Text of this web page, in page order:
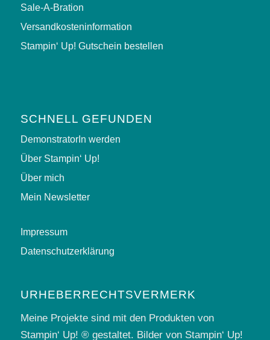
Sale-A-Bration
Versandkosteninformation
Stampin‘ Up! Gutschein bestellen
SCHNELL GEFUNDEN
DemonstratorIn werden
Über Stampin‘ Up!
Über mich
Mein Newsletter
Impressum
Datenschutzerklärung
URHEBERRECHTSVERMERK
Meine Projekte sind mit den Produkten von
Stampin‘ Up! ® gestaltet. Bilder von Stampin‘ Up!